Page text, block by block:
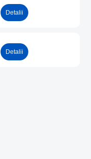
Detalii
Detalii